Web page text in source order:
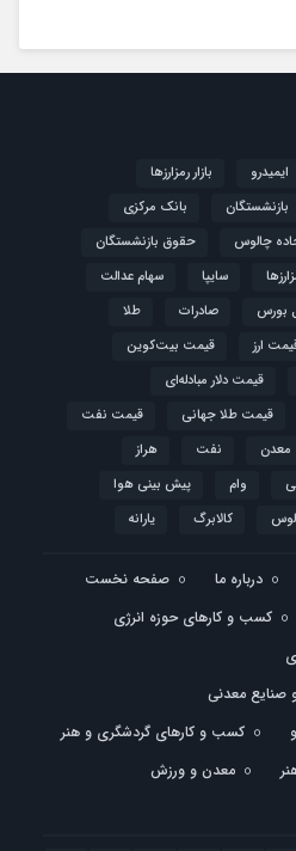
ایمیدرو
بازار رمزارزها
بازنشستگان
بانک مرکزی
چالوس
حقوق بازنشستگان
سایپا
سهام عدالت
بورس صادرات
طلا
ارز
قیمت بیت‌کوین
قیمت دلار مبادله‌ای
قیمت طلا جهانی
قیمت نفت
معدن نفت
هراز
وام
پیش بینی هوا
کالابرگ یارانه
درباره ما
صفحه نخست
کسب و کارهای حوزه انرژی
صنایع معدنی
کسب و کارهای گردشگری و هنر
معدن و ورزش